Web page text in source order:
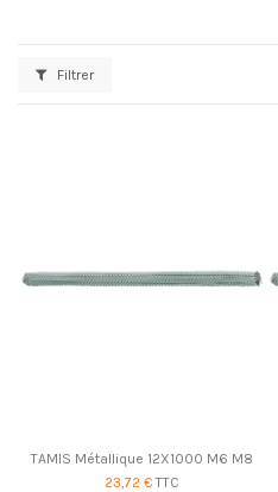
Filtrer
TAMIS Métallique 12X1000 M6 M8
23,72 €TTC